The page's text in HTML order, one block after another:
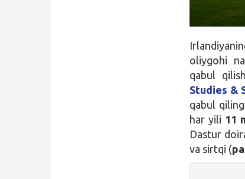
oliygohi
qabul
Studies &
qabul
har yili 11
Dastur
va sirtqi (